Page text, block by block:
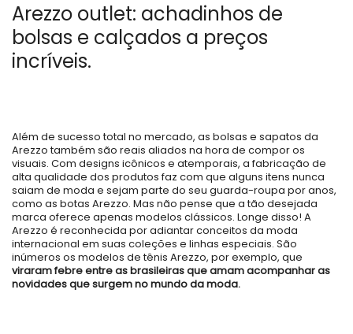
Arezzo outlet: achadinhos de
bolsas e calçados a preços
incríveis.
Além de sucesso total no mercado, as bolsas e sapatos da
Arezzo também são reais aliados na hora de compor os
visuais. Com designs icônicos e atemporais, a fabricação de
alta qualidade dos produtos faz com que alguns itens nunca
saiam de moda e sejam parte do seu guarda-roupa por anos,
como as botas Arezzo. Mas não pense que a tão desejada
marca oferece apenas modelos clássicos. Longe disso! A
Arezzo é reconhecida por adiantar conceitos da moda
internacional em suas coleções e linhas especiais. São
inúmeros os modelos de tênis Arezzo, por exemplo, que
viraram febre entre as brasileiras que amam acompanhar as
novidades que surgem no mundo da moda.